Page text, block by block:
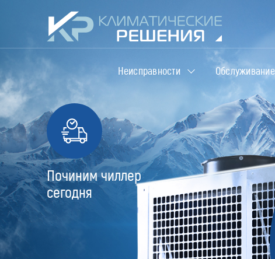
Починим чиллер
сегодня
Неисправности Обслуживание